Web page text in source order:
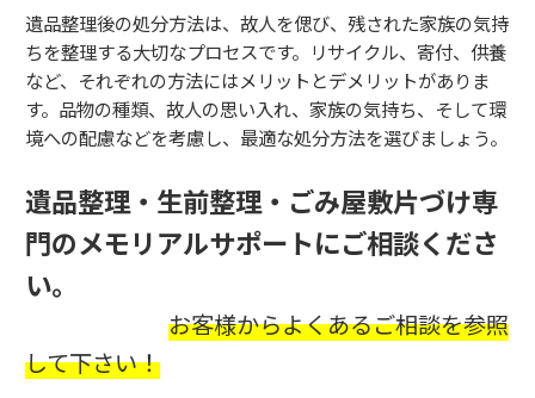
遺品整理後の処分方法は、故人を偲び、残された家族の気持
ちを整理する大切なプロセスです。リサイクル、寄付、供養
など、それぞれの方法にはメリットとデメリットがありま
す。品物の種類、故人の思い入れ、家族の気持ち、そして環
境への配慮などを考慮し、最適な処分方法を選びましょう。
遺品整理・生前整理・ごみ屋敷片づけ専
門のメモリアルサポートにご相談くださ
い。
お客様からよくあるご相談を参照
して下さい！